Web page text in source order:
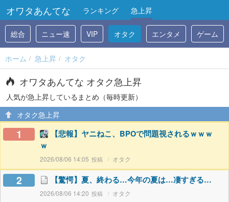
オワタあんてな ランキング 急上昇
総合 ニュー速 VIP オタク エンタメ ゲーム
ホーム 急上昇 オタク
オワタあんてな オタク急上昇
人気が急上昇しているまとめ（毎時更新）
オタク急上昇
1
【悲報】ヤニねこ、BPOで問題視されるｗｗｗ
ｗ
2026/08/06 14:05 オタク
2 【驚愕】夏、終わる…今年の夏は…凄すぎる…
2026/08/06 14:20 オタク